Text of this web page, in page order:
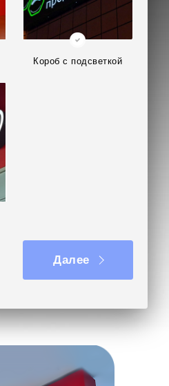
Короб с подсветкой
Далее